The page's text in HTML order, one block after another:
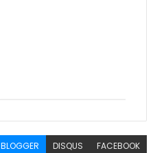
BLOGGER DISQUS FACEBOOK